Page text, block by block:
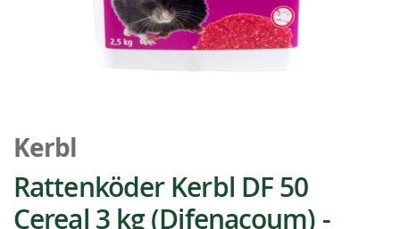
Anfang
der
Bildgalerie
springen
Kerbl
Rattenköder Kerbl DF 50
Cereal 3 kg (Difenacoum) -